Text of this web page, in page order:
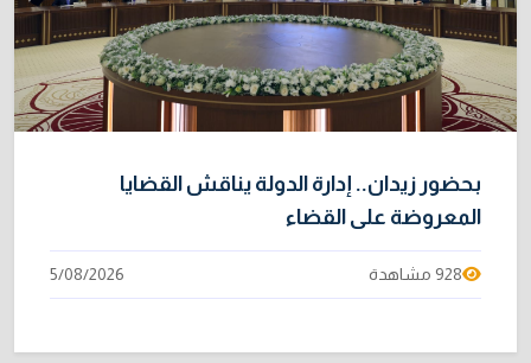
بحضور زيدان.. إدارة الدولة يناقش القضايا
المعروضة على القضاء
928 مشاهدة 5/08/2026